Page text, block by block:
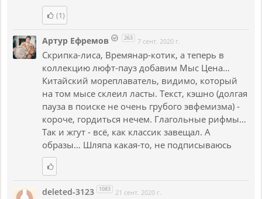
(1)
Артур Ефремов 263 7 сент. 2020 г.
Скрипка-лиса, Времянар-котик, а теперь в
коллекцию люфт-пауз добавим Мыс Цена…
Китайский мореплаватель, видимо, который
на том мысе склеил ласты. Текст, кэшно (долгая
пауза в поиске не очень грубого эвфемизма) -
короче, гордиться нечем. Глагольные рифмы…
Так и жгут - всё, как классик завещал. А
образы… Шляпа какая-то, не подписываюсь
deleted-3123 1083 21 сент. 2020 г.